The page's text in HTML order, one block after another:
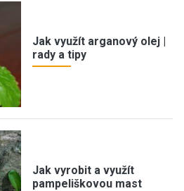
Jak využít arganový olej |
rady a tipy
Jak vyrobit a využít
pampeliškovou mast